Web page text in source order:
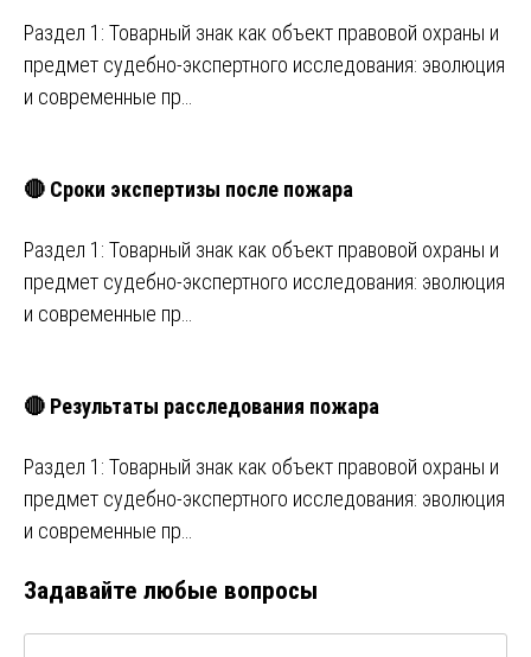
Раздел 1: Товарный знак как объект правовой охраны и
предмет судебно-экспертного исследования: эволюция
и современные пр…
🔴 Сроки экспертизы после пожара
Раздел 1: Товарный знак как объект правовой охраны и
предмет судебно-экспертного исследования: эволюция
и современные пр…
🔴 Результаты расследования пожара
Раздел 1: Товарный знак как объект правовой охраны и
предмет судебно-экспертного исследования: эволюция
и современные пр…
Задавайте любые вопросы